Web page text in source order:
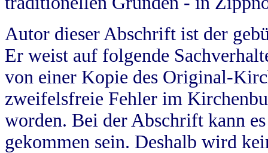
Autor dieser Abschrift ist der
Er weist auf folgende
von einer Kopie des Original-
zweifelsfreie Fehler im
worden. Bei der Abschrift kann
gekommen sein. Deshalb wird